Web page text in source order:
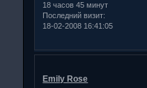
18 часов 45 минут
Последний визит:
18-02-2008 16:41:05
Emily Rose